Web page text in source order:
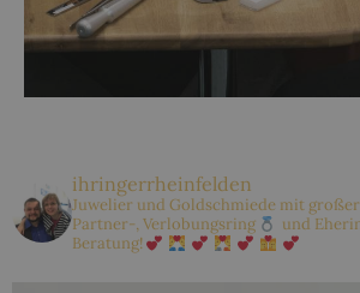
ihringerrheinfelden
Juwelier und Goldschmiede mit
Partner-, Verlobungsring
und
Beratung!